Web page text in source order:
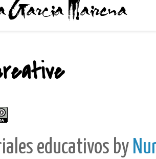
educativos by